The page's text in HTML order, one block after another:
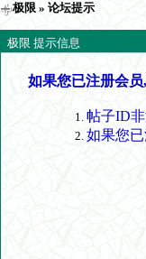
极限 » 论坛提示
极限 提示信息
如果您已注册会
帖子ID
如果您